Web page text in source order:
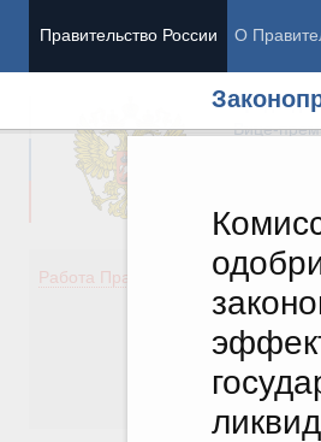
Правительство России О
Вице-
Работа Правительства